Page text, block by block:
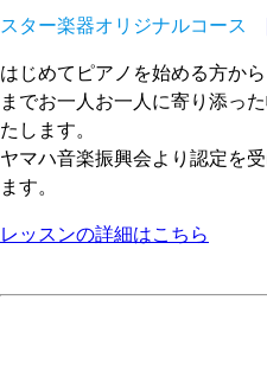
スター楽器オリジナルコース
はじめてピアノを始める方か
までお一人お一人に寄り添っ
たします。
ヤマハ音楽振興会より認定を
ます。
レッスンの詳細はこちら